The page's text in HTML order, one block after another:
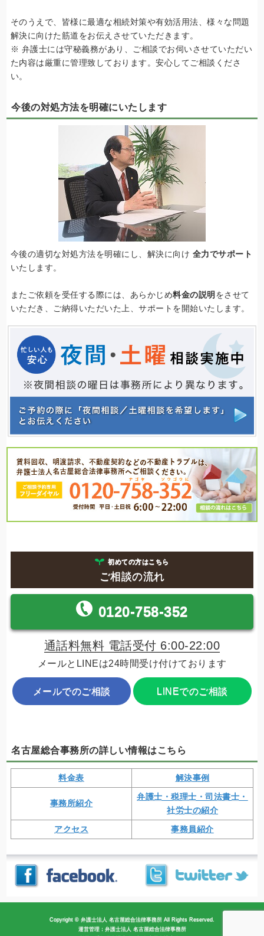
そのうえで、皆様に最適な相続対策や有効活用法、様々な問題
解決に向けた筋道をお伝えさせていただきます。
※ 弁護士には守秘義務があり、ご相談でお伺いさせていただい
た内容は厳重に管理致しております。安心してご相談くださ
い。
今後の対処方法を明確にいたします
今後の適切な対処方法を明確にし、解決に向け 全力でサポート
いたします。
またご依頼を受任する際には、あらかじめ料金の説明 をさせて
いただき、ご納得いただいた上、サポートを開始いたします。
初めての方はこちら
ご相談の流れ
0120-758-352
通話料無料 電話受付 6:00-22:00
メールとLINEは24時間受け付けております
メールでのご相談 LINEでのご相談
名古屋総合事務所の詳しい情報はこちら
料金表 解決事例
事務所紹介
弁護士・税理士・司法書士・
社労士の紹介
アクセス
事務員紹介
Copyright © 弁護士法人 名古屋総合法律事務所 All Rights Reserved.
運営管理：弁護士法人 名古屋総合法律事務所